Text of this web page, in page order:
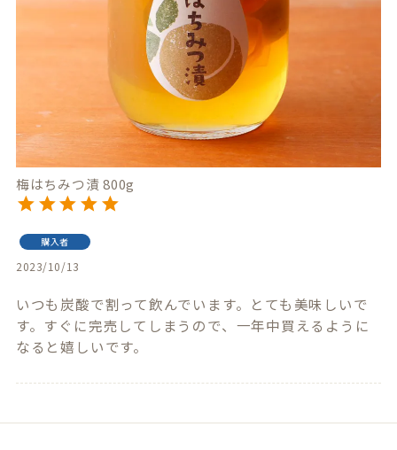
梅はちみつ漬 800g
購入者
2023/10/13
いつも炭酸で割って飲んでいます。とても美味しいで
す。すぐに完売してしまうので、一年中買えるように
なると嬉しいです。